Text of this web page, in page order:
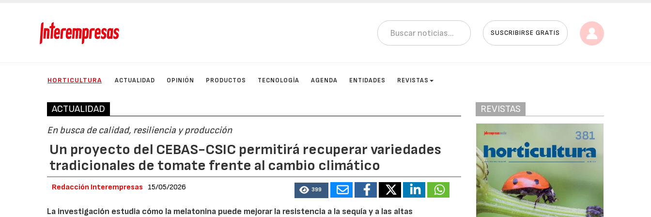
SUSCRIBIRSE GRATIS
HORTICULTURA ACTUALIDAD OPINIÓN PRODUCTOS TECNOLOGÍA AGENDA ENTIDADES REVISTAS
ACTUALIDAD
En busca de calidad, resiliencia y producción
Un proyecto del CEBAS-CSIC permitirá recuperar variedades
tradicionales de tomate frente al cambio climático
Redacción Interempresas 15/05/2026 399
La investigación estudia cómo la melatonina puede mejorar la resistencia a la sequía y a las altas
REVISTAS